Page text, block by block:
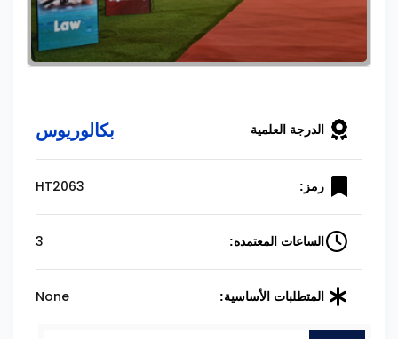
الدرجة العلمية بكالوريوس
رمز: HT2063
الساعات المعتمده: 3
المتطلبات الأساسية: None